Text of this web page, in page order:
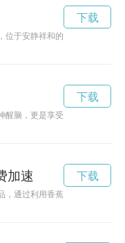
位于安静祥和的云端，为猫咪
下载
醒脑，更是享受生活的一种方式
下载
加速
，通过利用香蕉的自然能量，
下载